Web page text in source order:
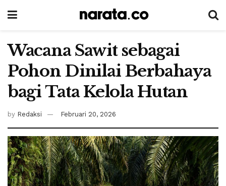
Wacana Sawit sebagai
Pohon Dinilai Berbahaya
bagi Tata Kelola Hutan
by Redaksi Februari 20, 2026